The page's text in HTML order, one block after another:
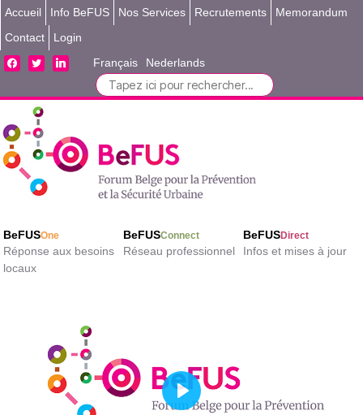
Accueil Info BeFUS Nos Services Recrutements
Memorandum
Contact
Login
facebooktwitterlinkedin Français Nederlands
Search
for:
BeFUSOne
Réponse aux besoins
locaux
BeFUSConnect
Réseau professionnel
BeFUSDirect
Infos et mises à jour